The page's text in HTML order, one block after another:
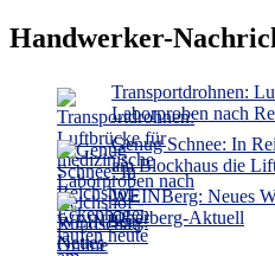
Handwerker-
Transportdrohnen:
Laborproben nach
Genug Schnee: In
am Blockhaus die
WEINBerg: Neues
Oberberg-Aktuell